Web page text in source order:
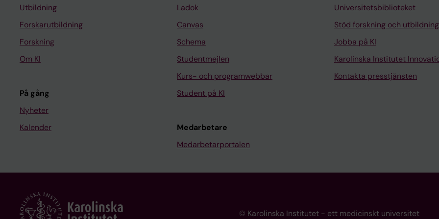
Utbildning
Forskarutbildning
Forskning
Om KI
På gång
Nyheter
Kalender
Ladok
Canvas
Schema
Studentmejlen
Kurs- och programwebbar
Student på KI
Medarbetare
Medarbetarportalen
Universitetsbiblioteket
Stöd forskning och utbildning
Jobba på KI
Karolinska Institutet
Kontakta presstjänsten
© Karolinska Institutet - ett medicinskt universitet